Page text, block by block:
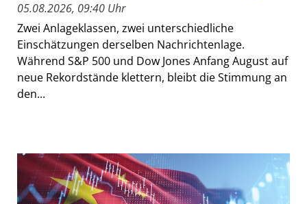
05.08.2026, 09:40 Uhr
Zwei Anlageklassen, zwei unterschiedliche
Einschätzungen derselben Nachrichtenlage.
Während S&P 500 und Dow Jones Anfang August auf
neue Rekordstände klettern, bleibt die Stimmung an
den...